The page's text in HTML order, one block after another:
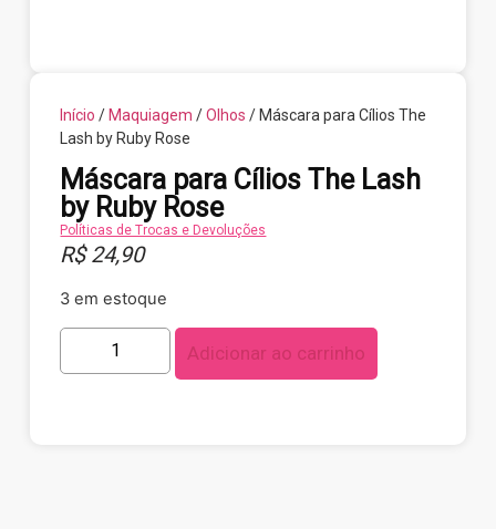
Início / Maquiagem /Olhos / Máscara para Cílios The
Lash by Ruby Rose
Máscara para Cílios The Lash
by Ruby Rose
Políticas de Trocas e Devoluções
R$24,90
3 em estoque
Adicionar ao carrinho